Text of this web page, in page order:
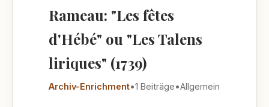
Rameau: "Les fêtes
d'Hébé" ou "Les Talens
liriques" (1739)
Archiv-Enrichment•1 Beiträge•Allgemein